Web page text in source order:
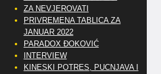
ZA NEVJEROVATI
PRIVREMENA TABLICA ZA
JANUAR 2022
PARADOX ĐOKOVIĆ
INTERVIEW
KINESKI POTRES, PUCNJAVA I